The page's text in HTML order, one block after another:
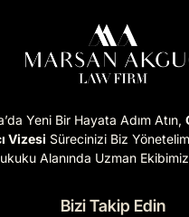
Yeni Bir Hayata Adım Atın,
Vizesi Sürecinizi Biz
Alanında Uzman
Bizi Takip Edin